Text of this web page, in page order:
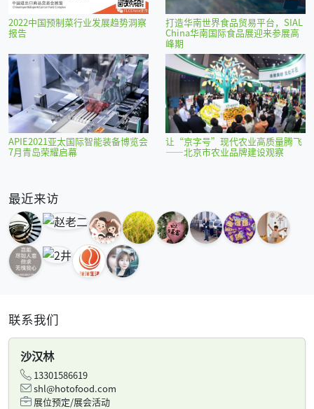
2022中国预制菜行业发展趋势洞察
报告
打造华南世界食品贸易平台，SIAL
China华南国际食品展迎来参展高
峰期
APIE2021亚太国际智能装备博览会
7月青岛荣耀启幕
让“京字号”现代农业高质量腾飞
——北京市农业品牌建设观察
最近来访
联系我们
沙汉林
13301586619
shl@hotofood.com
展位预定/展会活动